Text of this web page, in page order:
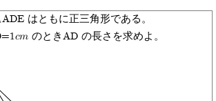
はともに正三角形である。
のときAD の長さを求めよ。